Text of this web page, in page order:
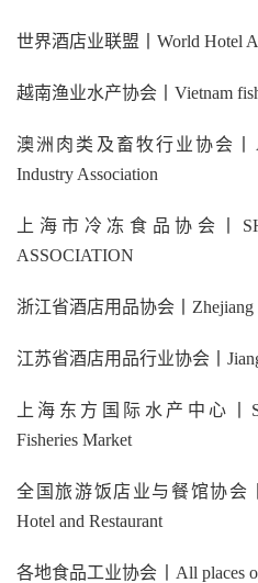
世界酒店业联盟丨World Hotel
越南渔业水产协会丨Vietnam
澳洲肉类及畜牧行业协会丨
Industry Association
上海市冷冻食品协会丨
ASSOCIATION
浙江省酒店用品协会丨Zhejiang
江苏省酒店用品行业协会丨
上海东方国际水产中心丨
Fisheries Market
全国旅游饭店业与餐馆协会丨
Hotel and Restaurant
各地食品工业协会丨All places